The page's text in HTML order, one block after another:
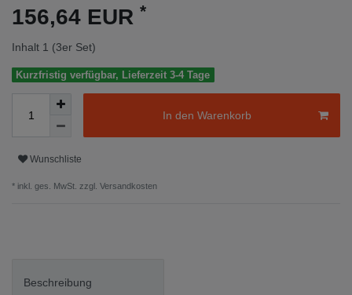
156,64 EUR *
Inhalt 1 (3er Set)
Kurzfristig verfügbar, Lieferzeit 3-4 Tage
In den Warenkorb
Wunschliste
* inkl. ges. MwSt. zzgl. Versandkosten
Beschreibung